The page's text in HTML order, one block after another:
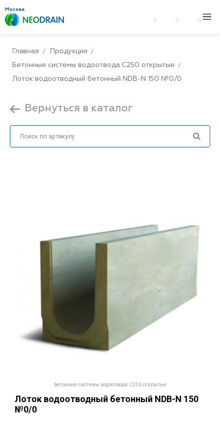
Москва
0 0 0
Главная
Продукция
Бетонные системы водоотвода С250 открытые
Лоток водоотводный бетонный NDB-N 150 №0/0
Вернуться в каталог
Бетонные системы водоотвода С250 открытые
Лоток водоотводный бетонный NDB-N 150
№0/0